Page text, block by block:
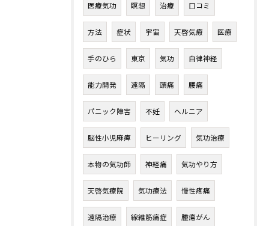
医療気功 瞑想 治療 口コミ
方法 症状 宇宙 天啓気療 医療
手のひら 東京 気功 自律神経
能力開発 遠隔 頭痛 腰痛
パニック障害 不妊 ヘルニア
脳性小児麻痺 ヒーリング 気功治療
本物の気功師 神経痛 気功やり方
天啓気療院 気功療法 慢性疼痛
遠隔治療 線維筋痛症 腫瘍がん